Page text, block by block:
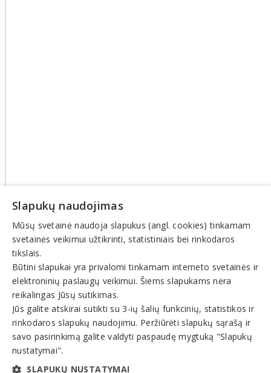
© INFOMINTA, UAB. Visos teisės saugomos. Telefonas+370
6900 1551. El. paštasinfo@1551.info
Pagrindinis
Tikslinti duomenis
Transportas
El. parduotuvės
Pagalba
Pasiūlymai
Slapukų naudojimas
Mūsų svetainė naudoja slapukus (angl. cookies) tinkamam
svetainės veikimui užtikrinti, statistiniais bei rinkodaros
tikslais.
Būtini slapukai yra privalomi tinkamam interneto svetainės ir
elektroninių paslaugų veikimui. Šiems slapukams nėra
reikalingas Jūsų sutikimas.
Jūs galite atskirai sutikti su 3-ių šalių funkcinių, statistikos ir
rinkodaros slapukų naudojimu. Peržiūrėti slapukų sąrašą ir
savo pasirinkimą galite valdyti paspaudę mygtuką "Slapukų
nustatymai".
SLAPUKŲ NUSTATYMAI